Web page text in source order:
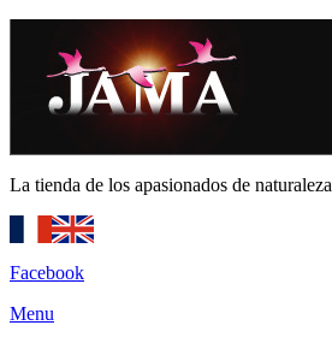
La tienda de los apasionados de naturaleza
Facebook
Menu